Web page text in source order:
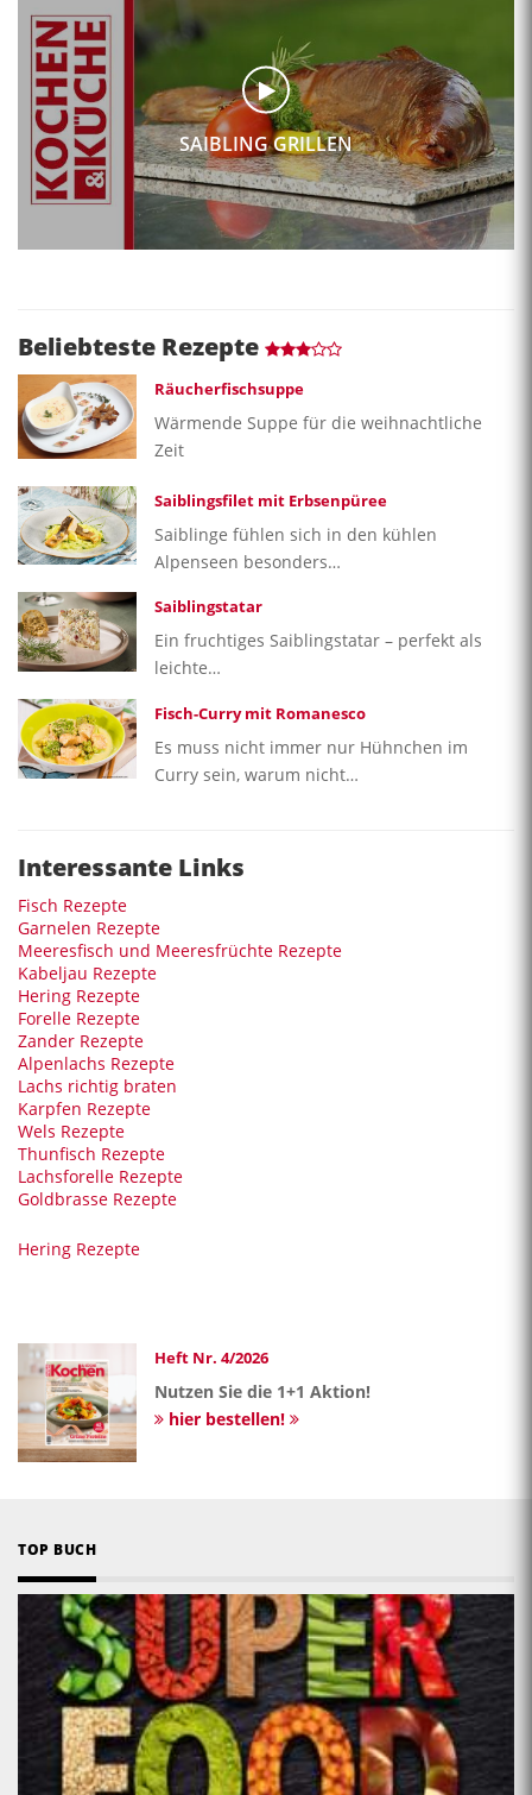
SAIBLING GRILLEN
Beliebteste Rezepte
Räucherfischsuppe
Wärmende Suppe für die weihnachtliche
Zeit
Saiblingsfilet mit Erbsenpüree
Saiblinge fühlen sich in den kühlen
Alpenseen besonders…
Saiblingstatar
Ein fruchtiges Saiblingstatar – perfekt als
leichte…
Fisch-Curry mit Romanesco
Es muss nicht immer nur Hühnchen im
Curry sein, warum nicht…
Interessante Links
Fisch Rezepte
Garnelen Rezepte
Meeresfisch und Meeresfrüchte Rezepte
Kabeljau Rezepte
Hering Rezepte
Forelle Rezepte
Zander Rezepte
Alpenlachs Rezepte
Lachs richtig braten
Karpfen Rezepte
Wels Rezepte
Thunfisch Rezepte
Lachsforelle Rezepte
Goldbrasse Rezepte
Hering Rezepte
Heft Nr. 4/2026
Nutzen Sie die 1+1 Aktion!
hier bestellen!
TOP BUCH